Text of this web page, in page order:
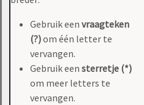
Gebruik een vraagteken
(?)om één letter te
vervangen.
Gebruik een sterretje (*)
om meer letters te
vervangen.